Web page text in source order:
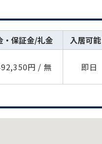
・保証金/礼金 入居可
円 / 無 即日